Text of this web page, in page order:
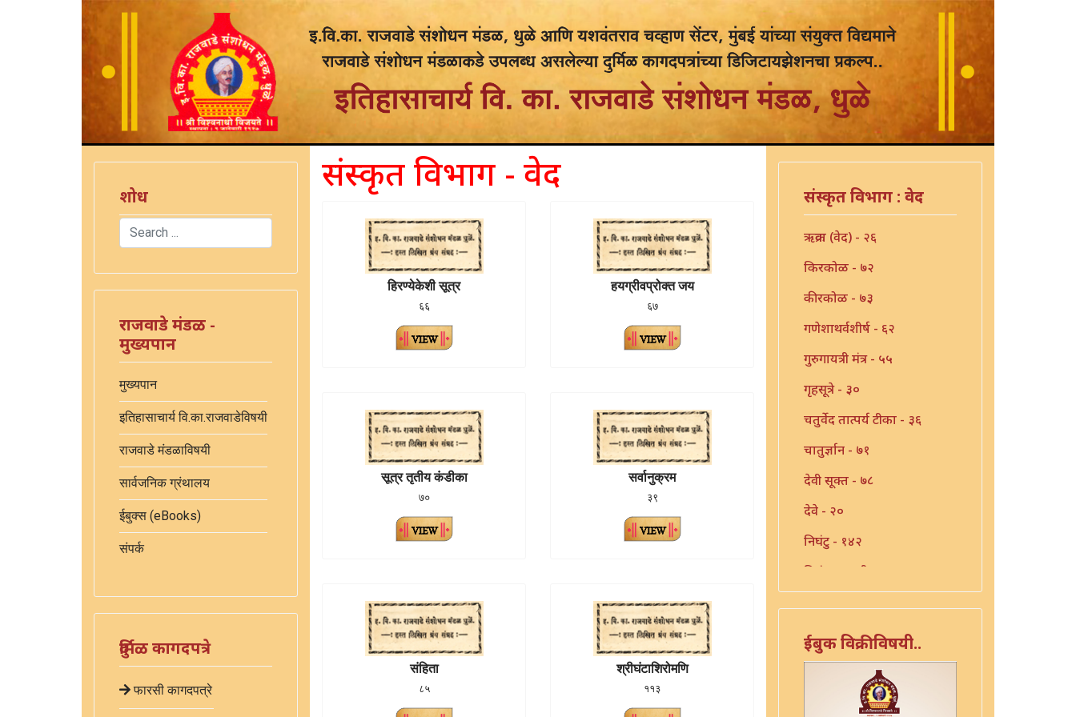
शोध
Search
राजवाडे मंडळ -
मुख्यपान
मुख्यपान
इतिहासाचार्य वि.का.राजवाडेविषयी
राजवाडे मंडळाविषयी
सार्वजनिक ग्रंथालय
ईबुक्स (eBooks)
संपर्क
दुर्मिळ कागदपत्रे
फारसी कागदपत्रे
संस्कृत विभाग - वेद
हिरण्येकेशी सूत्र
६६
हयग्रीवप्रोक्त जय
६७
सूत्र तृतीय कंडीका
७०
सर्वानुक्रम
३९
संहिता
८५
श्रीघंटाशिरोमणि
११३
संस्कृत विभाग : वेद
ऋक्रवा (वेद) - २६
किरकोळ - ७२
कीरकोळ - ७३
गणेशाथर्वशीर्ष - ६२
गुरुगायत्री मंत्र - ५५
गृहसूत्रे - ३०
चतुर्वेद तात्पर्य टीका - ३६
चातुर्ज्ञान - ७१
देवी सूक्त - ७८
देवे - २०
निघंटु - १४२
निघंटू (माहुली-शहापूर) - ११४
पवमान - १२
पवमान - १३
पवमान - १४
ईबुक विक्रीविषयी..